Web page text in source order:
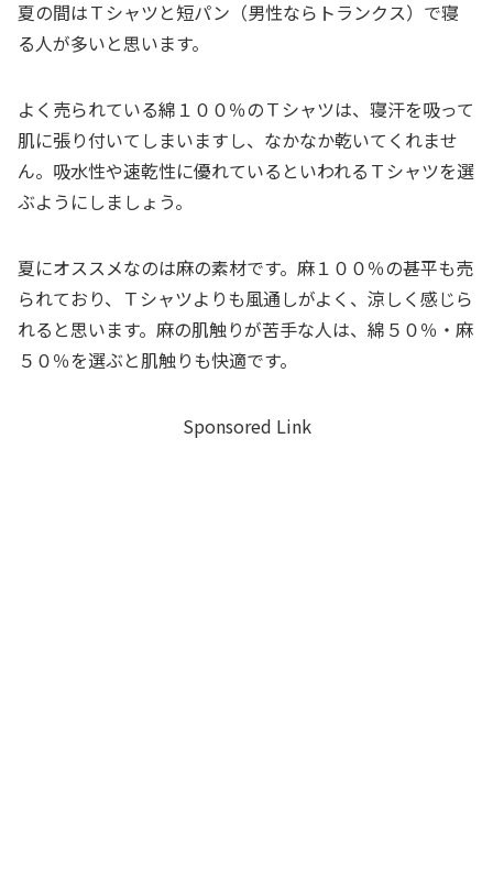
夏の間はＴシャツと短パン（男性ならトランクス）で寝
る人が多いと思います。
よく売られている綿１００％のＴシャツは、寝汗を吸って
肌に張り付いてしまいますし、なかなか乾いてくれませ
ん。吸水性や速乾性に優れているといわれるＴシャツを選
ぶようにしましょう。
夏にオススメなのは麻の素材です。麻１００％の甚平も売
られており、Ｔシャツよりも風通しがよく、涼しく感じら
れると思います。麻の肌触りが苦手な人は、綿５０％・麻
５０％を選ぶと肌触りも快適です。
Sponsored Link